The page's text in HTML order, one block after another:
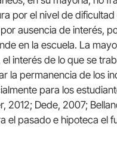
por el nivel de
ausencia de interés,
en la escuela. La
interés de lo que se
la permanencia de los
para los
Dede, 2007;
el pasado e hipoteca el